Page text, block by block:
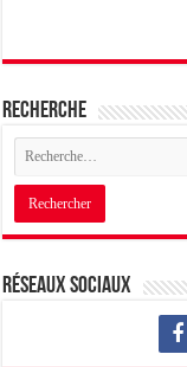
Recherche
Réseaux sociaux